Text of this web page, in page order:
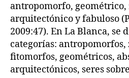
antropomorfo,
arquitectónico y fabuloso
2009:47). En La Blanca,
categorías: antropomorfos,
fitomorfos, geométricos,
arquitectónicos, seres